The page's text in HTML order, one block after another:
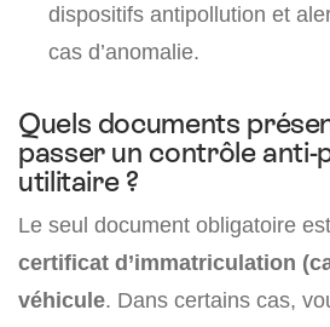
dispositifs antipollution et
cas d’anomalie.
Quels documents
passer un contrôle anti-
utilitaire ?
Le seul document obligatoire
certificat d’immatriculation
véhicule. Dans certains cas,